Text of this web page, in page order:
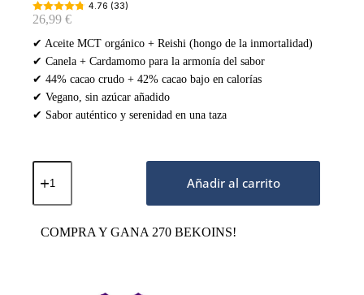
4.76 (33)
26,99 €
✔ Aceite MCT orgánico + Reishi (hongo de la inmortalidad)
✔ Canela + Cardamomo para la armonía del sabor
✔ 44% cacao crudo + 42% cacao bajo en calorías
✔ Vegano, sin azúcar añadido
✔ Sabor auténtico y serenidad en una taza
Cacao
Ceremonial
Chillout
MCT
Añadir al carrito
COMPRA Y GANA 270 BEKOINS!